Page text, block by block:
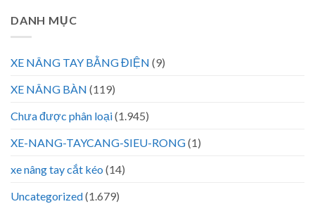
DANH MỤC
XE NÂNG TAY BẰNG ĐIỆN (9)
XE NÂNG BÀN (119)
Chưa được phân loại(1.945)
XE-NANG-TAYCANG-SIEU-RONG(1)
xe nâng tay cắt kéo (14)
Uncategorized(1.679)